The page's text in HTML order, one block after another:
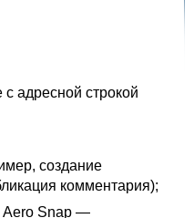
адресной строкой
создание
комментария);
Aero Snap —